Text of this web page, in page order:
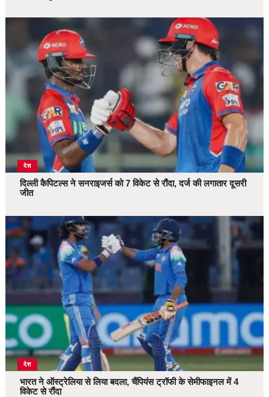
देश
दिल्ली कैपिटल्स ने सनराइजर्स को 7 विकेट से रौंदा, दर्ज की लगातार दूसरी
जीत
देश
भारत ने ऑस्ट्रेलिया से लिया बदला, चैंपियंस ट्रॉफी के सेमीफाइनल में 4
विकेट से रौंदा